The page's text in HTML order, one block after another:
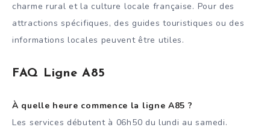
charme rural et la culture locale française. Pour des
attractions spécifiques, des guides touristiques ou des
informations locales peuvent être utiles.
FAQ Ligne A85
À quelle heure commence la ligne A85 ?
Les services débutent à 06h50 du lundi au samedi.